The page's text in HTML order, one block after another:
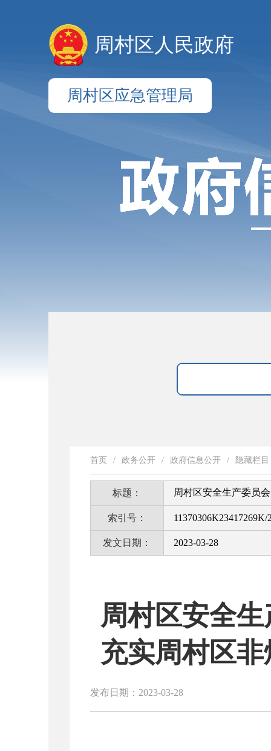
周村区人民政府
周村区应急管理局
首页 / 政务公开 / 政府信息公开 / 隐藏栏目
标题： 周村区安全生产委员
索引号： 11370306K23417269K/
发文日期： 2023-03-28
周村区安全
充实周村区
发布日期：2023-03-28